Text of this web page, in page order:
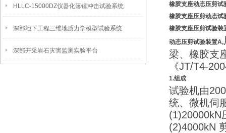
HLLC-15000DZ仪器化落锤冲击试验系统
深部地下工程三维地质力学模型试验系统
深部开采岩石灾害监测实验平台
橡胶支座动态压剪试
橡胶支座压剪动态试
橡胶支座压剪试验装
动态压剪试验装置A,
梁、橡胶支
《JT/T4-
1.组成
试验机由
统、微机伺
(1)20000kN
(2)4000kN